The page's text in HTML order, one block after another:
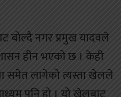
बोल्दै नगर प्रमुख यादवले
हीन भएको छ । केही
समेत लागेको त्यस्ता खेलले